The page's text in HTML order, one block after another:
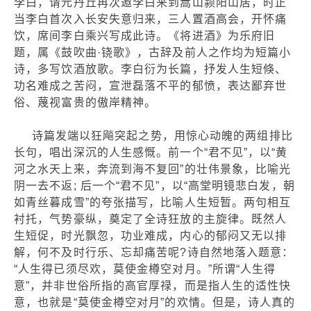
李白，请元丹丘再次邀李白来到嵩山颍阳山居，时正
当李白首次入长安失意归来，三人置酒高会，开怀痛
饮，席间李白乘兴写成此诗。《将进酒》为乐府旧
题，属《鼓吹曲·铙歌》，古辞及前人之作均为短篇小
诗，多写饮酒放歌。李白衍为长篇，抒发人生短倏、
功名难成之苦闷，宣泄磊落不平的郁愤，表达鄙弃世
俗、蔑视富贵的傲岸精神。
诗篇发端以狂飚突起之势，用惊心动魄的两组排比
长句，唱出深沉的人生感慨。前一个“君不见”，以“黄
河之水天上来，奔流到海不复回”的壮伟景象，比喻光
阴一去不返; 后一个“君不见”，以“高堂明镜悲白发，朝
如青丝暮成雪”的夸张描写，比喻人生短暂。两句相互
衬托，气势豪纵，奠定了全诗狂放的主旋律。既然人
生短促，时光飘忽，功业难成，内心的郁闷又无以排
解，何不及时行乐、忘却痛苦呢?诗自然地落入题意：
“人生得已须尽欢，莫使金樽空对月。”所谓“人生得
意”，并非世俗所指的高官厚禄，而是指人生的适性快
意，也就是“莫使金樽空对月”的欢情。但是，诗人真的